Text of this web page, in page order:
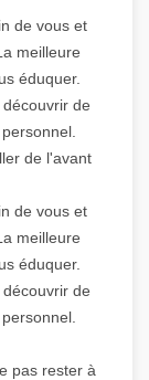
de vous et
meilleure
éduquer.
de
de l'avant
de vous et
meilleure
éduquer.
de
pas rester à